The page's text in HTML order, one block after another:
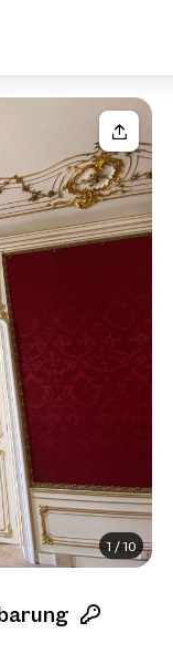
1 /10
Anfrage
Nachricht
wählen
(optional)
Ihre